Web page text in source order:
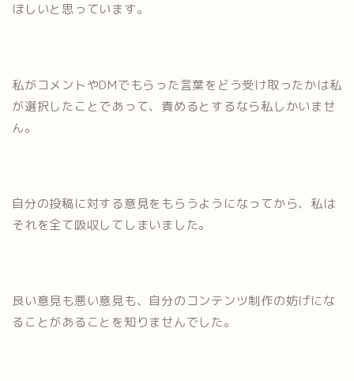
ほしいと思っています。
私がコメントやDMでもらった言葉をどう受け取ったかは私
が選択したことであって、責めるとするなら私しかいませ
ん。
自分の投稿に対する意見をもらうようになってから、私は
それを全て吸収してしまいました。
良い意見も悪い意見も、自分のコンテンツ制作の妨げにな
ることがあることを知りませんでした。